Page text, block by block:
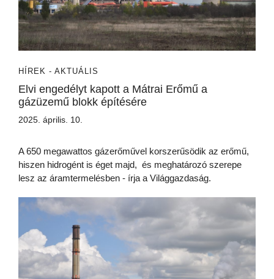
HÍREK - AKTUÁLIS
Elvi engedélyt kapott a Mátrai Erőmű a
gázüzemű blokk építésére
2025. április. 10.
A 650 megawattos gázerőművel korszerűsödik az erőmű,
hiszen hidrogént is éget majd, és meghatározó szerepe
lesz az áramtermelésben - írja a Világgazdaság.